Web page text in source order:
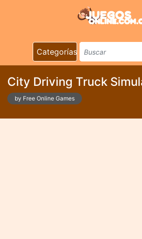
Categorías
City Driving Truck
by Free Online Games